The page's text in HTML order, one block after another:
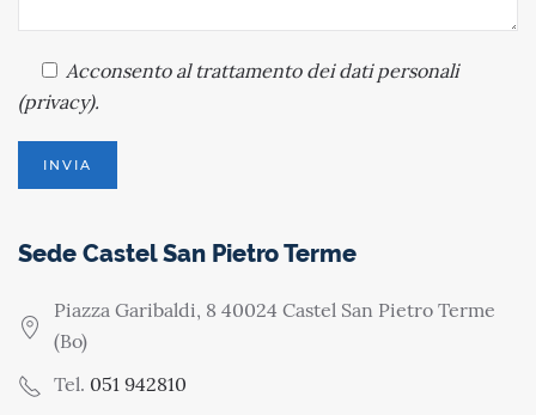
Acconsentoal trattamento dei dati personali
(privacy).
Sede Castel San Pietro Terme
Piazza Garibaldi, 8 40024 Castel San Pietro Terme
(Bo)
Tel. 051 942810